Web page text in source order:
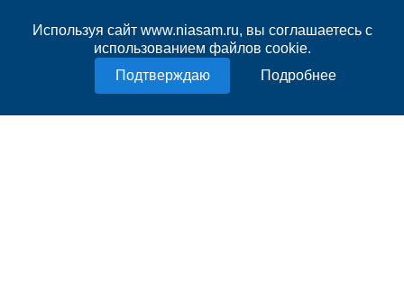
Используя сайт www.niasam.ru, вы соглашаетесь с
использованием файлов cookie.
Подробнее
Нашли ошибку?
Политика конфиденциальности